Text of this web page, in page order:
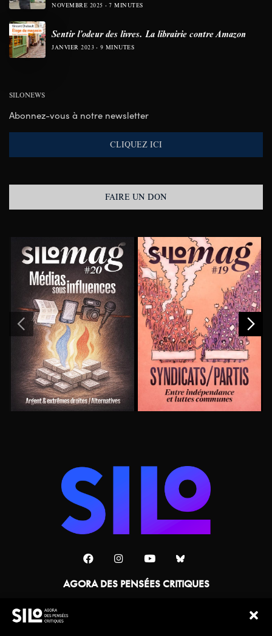
NOVEMBRE 2025 7 MINUTES
Sentir l’odeur des livres. La librairie contre Amazon
JANVIER 2023 9 MINUTES
SILONEWS
Abonnez-vous à notre newsletter
CLIQUEZ ICI
FAIRE UN DON
AGORA DES PENSÉES CRITIQUES